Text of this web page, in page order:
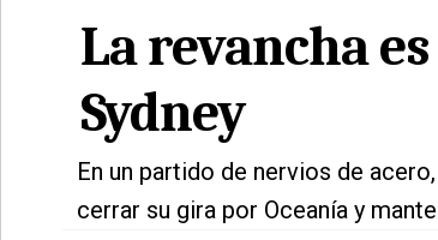
NACIONALES
NOTICIAS
POLICIALES
La revancha
Sydney
En un partido de nervios de
cerrar su gira por Oceanía y